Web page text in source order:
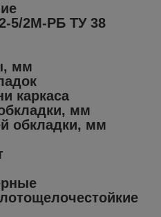
5/2М-РБ ТУ 38
мм
каркаса
мм
обкладки, мм